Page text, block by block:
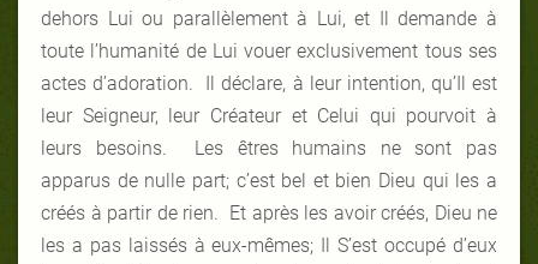
dehors Lui ou parallèlement à Lui, et Il demande à
toute l’humanité de Lui vouer exclusivement tous ses
actes d’adoration. Il déclare, à leur intention, qu’Il est
leur Seigneur, leur Créateur et Celui qui pourvoit à
leurs besoins. Les êtres humains ne sont pas
apparus de nulle part; c’est bel et bien Dieu qui les a
créés à partir de rien. Et après les avoir créés, Dieu ne
les a pas laissés à eux-mêmes; Il S’est occupé d’eux